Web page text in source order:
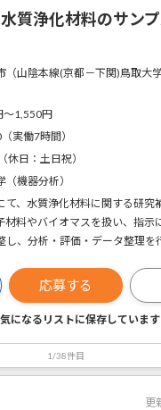
質浄化材料のサン
（山陰本線(京都－下関)鳥取大
〜1,550円
実働7時間）
休日：土日祝）
（機器分析）
て、水質浄化材料に関する研究
材料やバイオマスを扱い、指示
し、分析・評価・データ整理を
応募する
になるリストに保存しています
1/38件目
更